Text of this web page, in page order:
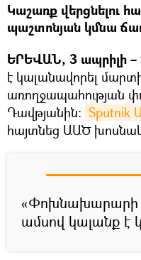
Կաշառք վերցնելու
պաշտոնյան կմնա
ԵՐԵՎԱՆ, 3 ապրիլի –
է կալանավորել
առողջապահության
Դավթյանին: Sputnik
հայտնեց ԱԱԾ
«Փոխնախարարի
ամսով կալանք է